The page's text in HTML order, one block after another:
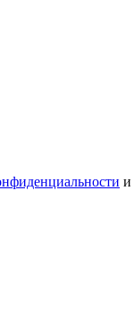
и